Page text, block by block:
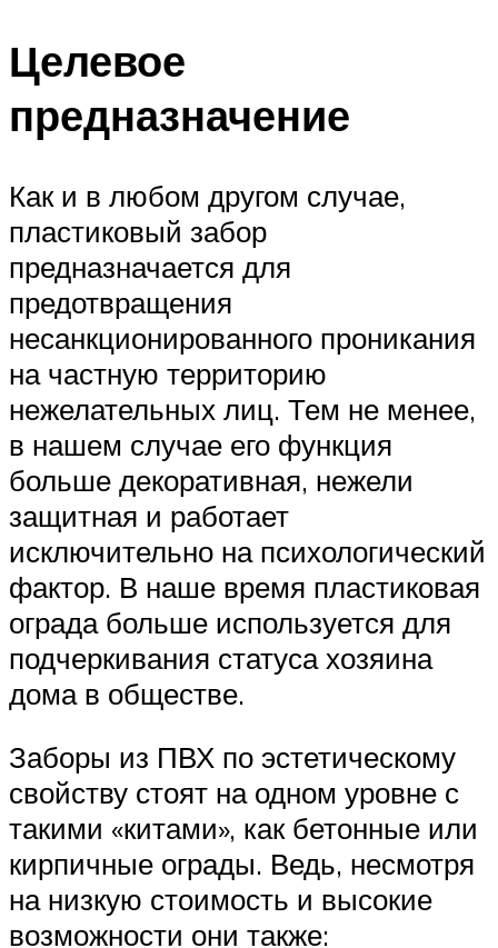
Целевое
предназначение
Как и в любом другом случае,
пластиковый забор
предназначается для
предотвращения
несанкционированного проникания
на частную территорию
нежелательных лиц. Тем не менее,
в нашем случае его функция
больше декоративная, нежели
защитная и работает
исключительно на психологический
фактор. В наше время пластиковая
ограда больше используется для
подчеркивания статуса хозяина
дома в обществе.
Заборы из ПВХ по эстетическому
свойству стоят на одном уровне с
такими «китами», как бетонные или
кирпичные ограды. Ведь, несмотря
на низкую стоимость и высокие
возможности они также: